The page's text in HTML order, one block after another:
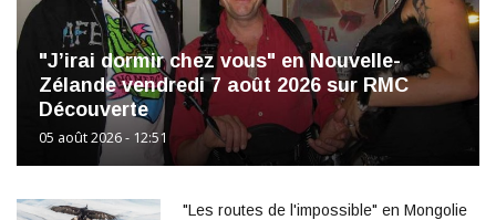
"J’irai dormir chez vous" en Nouvelle-
Zélande vendredi 7 août 2026 sur RMC
Découverte
05 août 2026 - 12:51
"Les routes de l'impossible" en Mongolie